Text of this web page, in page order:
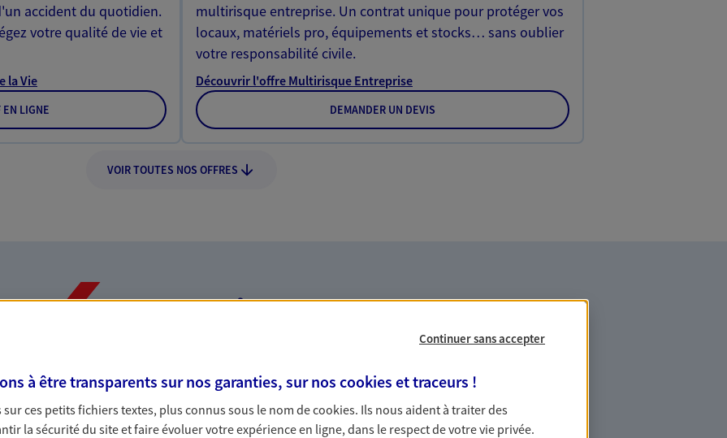
accident du quotidien.
votre qualité de vie et
la Vie
EN LIGNE
multirisque entreprise. Un contrat unique pour protéger vos
locaux, matériels pro, équipements et stocks… sans oublier
votre responsabilité civile.
Découvrir l'offre Multirisque Entreprise
DEMANDER UN DEVIS
VOIR TOUTES NOS OFFRES
Nos expertises
dans la durée et la
Accompagner les professionnels et les
entreprises
Continuer sans accepter
à être transparents sur nos garanties, sur nos cookies et traceurs !
ces petits fichiers textes, plus connus sous le nom decookies. Ils nous aident à traiter des
la sécurité du site et faire évoluer votre expérience en ligne, dans le respect de votre vie privée.